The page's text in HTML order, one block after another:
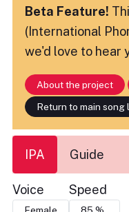
Beta Feature!
(International
we'd love to hear
About the project
Return to main song
IPA Guide
Voice Speed